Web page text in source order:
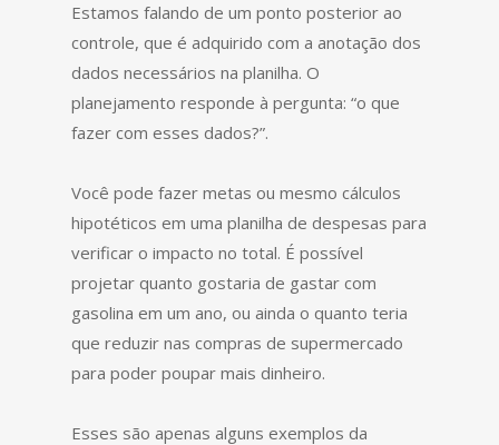
Estamos falando de um ponto posterior ao
controle, que é adquirido com a anotação dos
dados necessários na planilha. O
planejamento responde à pergunta: “o que
fazer com esses dados?”.
Você pode fazer metas ou mesmo cálculos
hipotéticos em uma planilha de despesas para
verificar o impacto no total. É possível
projetar quanto gostaria de gastar com
gasolina em um ano, ou ainda o quanto teria
que reduzir nas compras de supermercado
para poder poupar mais dinheiro.
Esses são apenas alguns exemplos da